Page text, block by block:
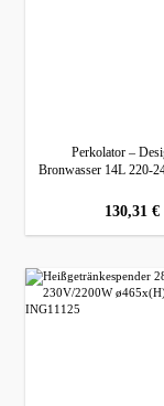
Perkolator –
Bronwasser 14L 220-240V/1750W
regulärer
130,31 €